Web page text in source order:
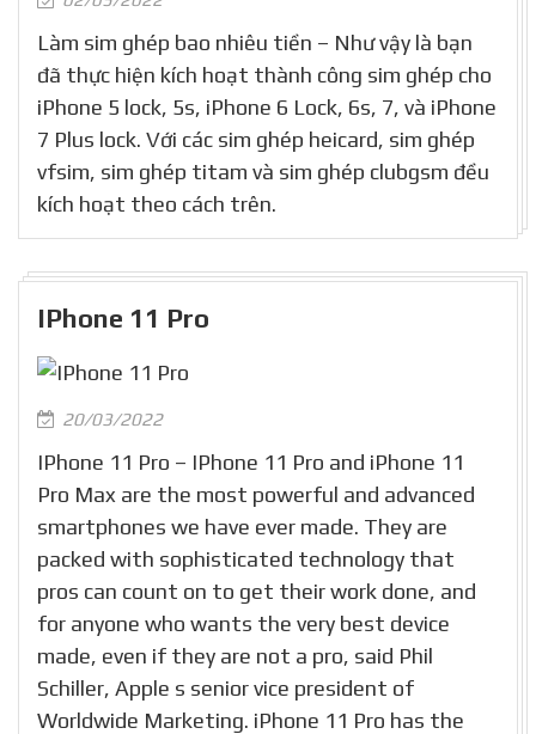
Làm sim ghép bao nhiêu tiền – Như vậy là bạn
đã thực hiện kích hoạt thành công sim ghép cho
iPhone 5 lock, 5s, iPhone 6 Lock, 6s, 7, và iPhone
7 Plus lock. Với các sim ghép heicard, sim ghép
vfsim, sim ghép titam và sim ghép clubgsm đều
kích hoạt theo cách trên.
IPhone 11 Pro
20/03/2022
IPhone 11 Pro – IPhone 11 Pro and iPhone 11
Pro Max are the most powerful and advanced
smartphones we have ever made. They are
packed with sophisticated technology that
pros can count on to get their work done, and
for anyone who wants the very best device
made, even if they are not a pro, said Phil
Schiller, Apple s senior vice president of
Worldwide Marketing. iPhone 11 Pro has the